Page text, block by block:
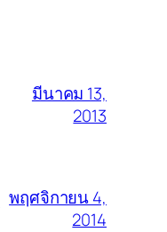
มีนาคม 13,
2013
พฤศจิกายน 4,
2014